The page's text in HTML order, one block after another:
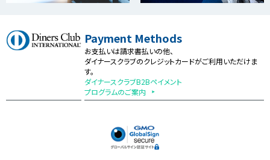
Payment Methods
お支払いは請求書払いの他、
ダイナースクラブのクレジットカードがご利用いただけま
す。
ダイナースクラブB2Bペイメント
プログラムのご案内